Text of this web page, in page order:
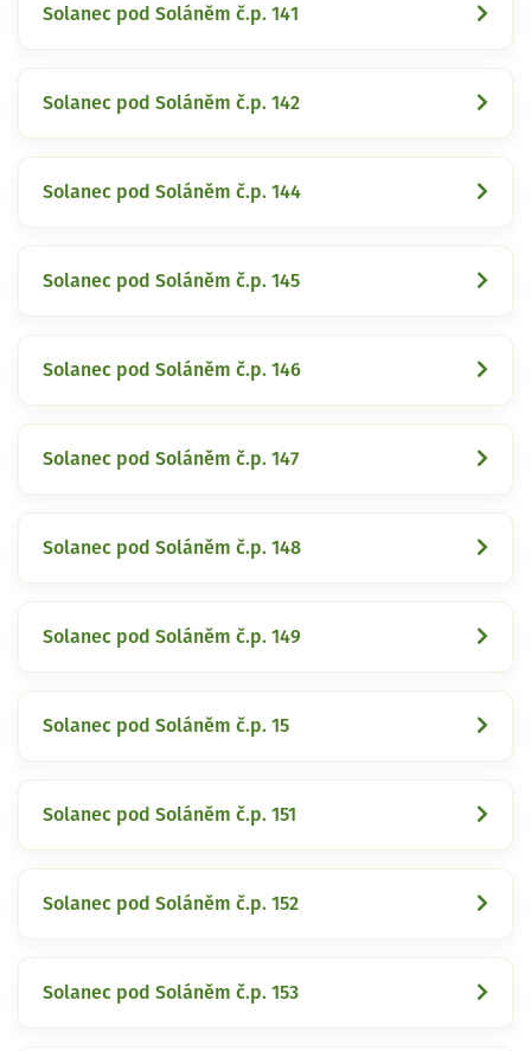
Solanec pod Soláněm č.p. 141
Solanec pod Soláněm č.p. 142
Solanec pod Soláněm č.p. 144
Solanec pod Soláněm č.p. 145
Solanec pod Soláněm č.p. 146
Solanec pod Soláněm č.p. 147
Solanec pod Soláněm č.p. 148
Solanec pod Soláněm č.p. 149
Solanec pod Soláněm č.p. 15
Solanec pod Soláněm č.p. 151
Solanec pod Soláněm č.p. 152
Solanec pod Soláněm č.p. 153